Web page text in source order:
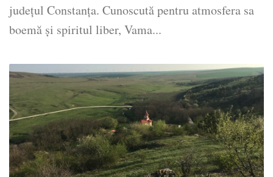
județul Constanța. Cunoscută pentru atmosfera sa
boemă și spiritul liber, Vama...